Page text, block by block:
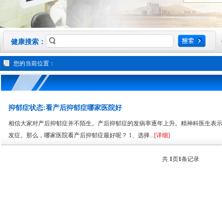
健康搜索：
您的当前位置：
抑郁症状态:看产后抑郁症哪家医院好
相信大家对产后抑郁症并不陌生。产后抑郁症的发病率逐年上升。精神科医生表
发症。那么，哪家医院看产后抑郁症最好呢？ 1、选择...[详细]
共 1页1条记录